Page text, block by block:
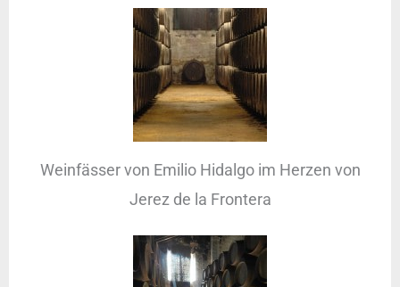
Weinfässer von Emilio Hidalgo im Herzen von
Jerez de la Frontera